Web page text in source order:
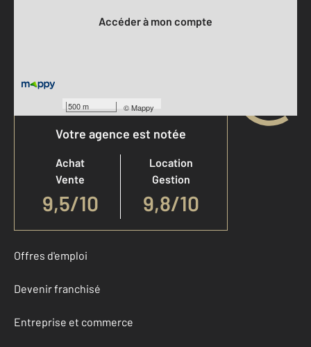
500 m ©Mappy
Accéder à mon compte
Votre agence est notée
Achat
Vente
9,5/10
Location
Gestion
9,8/10
Offres d'emploi
Devenir franchisé
Entreprise et commerce